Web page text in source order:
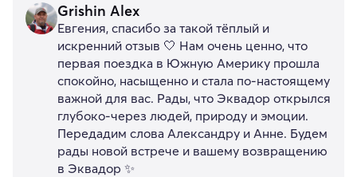
Grishin Alex
Евгения, спасибо за такой тёплый и
искренний отзыв 🤍 Нам очень ценно, что
первая поездка в Южную Америку прошла
спокойно, насыщенно и стала по-настоящему
важной для вас. Рады, что Эквадор открылся
глубоко-через людей, природу и эмоции.
Передадим слова Александру и Анне. Будем
рады новой встрече и вашему возвращению
в Эквадор ✨